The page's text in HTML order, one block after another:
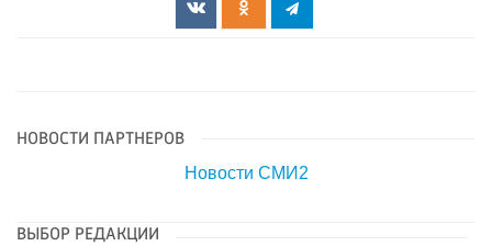
НОВОСТИ ПАРТНЕРОВ
Новости СМИ2
ВЫБОР РЕДАКЦИИ